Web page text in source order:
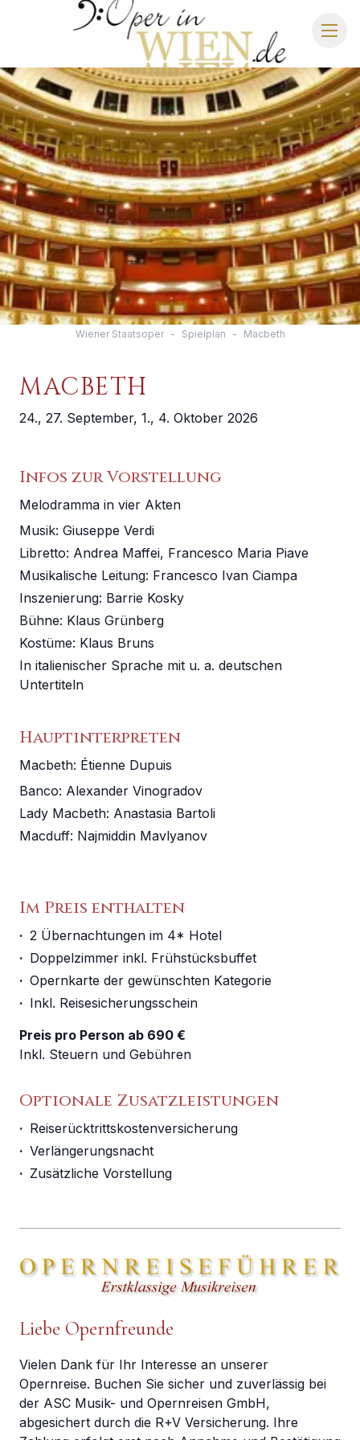
OPER IN WIEN
WIENER STAATSOPER
SCHLOSS SCHÖNBRUNN
IMPERIAL GALA DINNER
STRAUSS DINNER SHOW
WIENER MOZART KONZERTE
SITZPLÄNE
Wiener Staatsoper - Spielplan - Macbeth
MACBETH
24., 27. September, 1., 4. Oktober 2026
Infos zur Vorstellung
Melodramma in vier Akten
Musik: Giuseppe Verdi
Libretto: Andrea Maffei, Francesco Maria Piave
Musikalische Leitung: Francesco Ivan Ciampa
Inszenierung: Barrie Kosky
Bühne: Klaus Grünberg
Kostüme: Klaus Bruns
In italienischer Sprache mit u. a. deutschen
Untertiteln
Hauptinterpreten
Macbeth: Étienne Dupuis
Banco: Alexander Vinogradov
Lady Macbeth: Anastasia Bartoli
Macduff: Najmiddin Mavlyanov
Im Preis enthalten
· 2 Übernachtungen im 4* Hotel
· Doppelzimmer inkl. Frühstücksbuffet
· Opernkarte der gewünschten Kategorie
· Inkl. Reisesicherungsschein
Preis pro Person ab 690 €
Inkl. Steuern und Gebühren
Optionale Zusatzleistungen
· Reiserücktrittskostenversicherung
· Verlängerungsnacht
· Zusätzliche Vorstellung
Liebe Opernfreunde
Vielen Dank für Ihr Interesse an unserer
Opernreise. Buchen Sie sicher und zuverlässig bei
der ASC Musik- und Opernreisen GmbH,
abgesichert durch die R+V Versicherung. Ihre